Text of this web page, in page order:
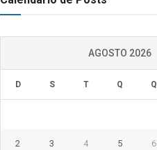
AGOSTO 2026
D S T Q Q
2 3 4 5 6